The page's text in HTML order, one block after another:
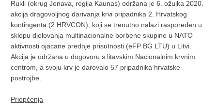
Rukli (okrug Jonava, regija Kaunas) održana je 6. ožujka 2020.
akcija dragovoljnog darivanja krvi pripadnika 2. Hrvatskog
kontingenta (2.HRVCON), koji se trenutno nalazi rasporeden u
sklopu djelovanja multinacionalne borbene skupine u NATO
aktivnosti ojacane prednje prisutnosti (eFP BG LTU) u Litvi.
Akcija je održana u dogovoru s litavskim Nacionalnim krvnim
centrom, a svoju krv je darovalo 57 pripadnika hrvatske
postrojbe.
Priopćenja